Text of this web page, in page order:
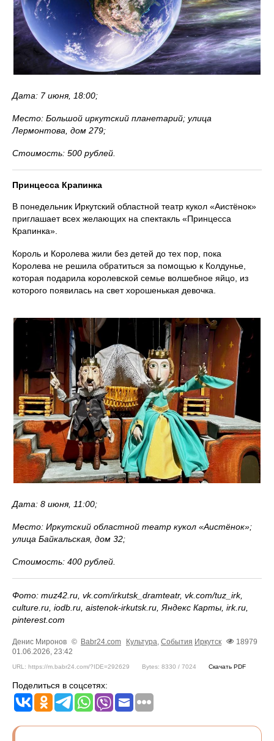
Дата: 7 июня, 18:00;
Место: Большой иркутский планетарий; улица
Лермонтова, дом 279;
Стоимость: 500 рублей.
Принцесса Крапинка
В понедельник Иркутский областной театр кукол «Аистёнок»
приглашает всех желающих на спектакль «Принцесса
Крапинка».
Король и Королева жили без детей до тех пор, пока
Королева не решила обратиться за помощью к Колдунье,
которая подарила королевской семье волшебное яйцо, из
которого появилась на свет хорошенькая девочка.
Дата: 8 июня, 11:00;
Место: Иркутский областной театр кукол «Аистёнок»;
улица Байкальская, дом 32;
Стоимость: 400 рублей.
Фото: muz42.ru, vk.com/irkutsk_dramteatr, vk.com/tuz_irk,
culture.ru, iodb.ru, aistenok-irkutsk.ru, Яндекс Карты, irk.ru,
pinterest.com
Денис Миронов © Babr24.com Культура События Иркутск
18979
01.06.2026, 23:42
URL: https://m.babr24.com/?IDE=292629 Bytes: 8330 / 7024 Скачать PDF
Поделиться в соцсетях: